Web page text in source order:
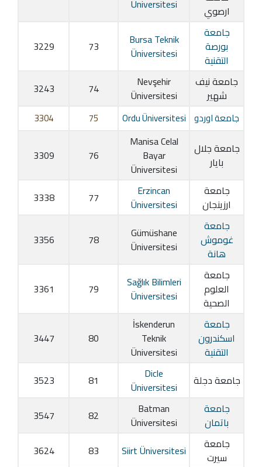
ارصوي
Üniversitesi
جامعة
بورصة
التقنية
Bursa Teknik
Üniversitesi
73
3229
جامعة نيف
شهير
Nevşehir
Üniversitesi
74
3243
جامعة اوردو Ordu Üniversitesi
75
3304
جامعة جلال
بايار
Manisa Celal
Bayar
Üniversitesi
76
3309
جامعة
ارزينجان
Erzincan
Üniversitesi
77
3338
جامعة
غوموش
هانة
Gümüshane
Üniversitesi
78
3356
جامعة
العلوم
الصحية
Sağlık Bilimleri
Üniversitesi
79
3361
جامعة
اسكندرون
التقنية
İskenderun
Teknik
Üniversitesi
80
3447
جامعة دجلة
Dicle
Üniversitesi
81
3523
جامعة
باتمان
Batman
Üniversitesi
82
3547
جامعة
سيرت
Siirt Üniversitesi
83
3624